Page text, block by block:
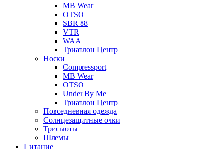
MB Wear
OTSO
SBR 88
VTR
WAA
Триатлон Центр
Носки
Compressport
MB Wear
OTSO
Under By Me
Триатлон Центр
Повседневная одежда
Солнцезащитные очки
Трисьюты
Шлемы
Питание